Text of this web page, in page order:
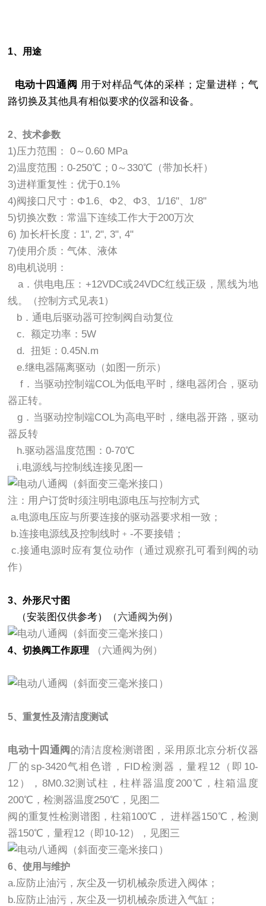
1、用途
电动十四通阀 用于对样品气体的采样；定量进样；气
路切换及其他具有相似要求的仪器和设备。
2、技术参数
1)压力范围： 0～0.60 MPa
2)温度范围：0-250℃；0～330℃（带加长杆）
3)进样重复性：优于0.1%
4)阀接口尺寸：Φ1.6、Φ2、Φ3、1/16"、1/8"
5)切换次数：常温下连续工作大于200万次
6) 加长杆长度：1", 2", 3", 4"
7)使用介质：气体、液体
8)电机说明：
a．供电电压：+12VDC或24VDC红线正级，黑线为地
线。（控制方式见表1）
b．通电后驱动器可控制阀自动复位
c. 额定功率：5W
d. 扭矩：0.45N.m
e.继电器隔离驱动（如图一所示）
f．当驱动控制端COL为低电平时，继电器闭合，驱动
器正转。
g．当驱动控制端COL为高电平时，继电器开路，驱动
器反转
h.驱动器温度范围：0-70℃
i.电源线与控制线连接见图一
注：用户订货时须注明电源电压与控制方式
a.电源电压应与所要连接的驱动器要求相一致；
b.连接电源线及控制线时﹢-不要接错；
c.接通电源时应有复位动作（通过观察孔可看到阀的动
作）
3、外形尺寸图
（安装图仅供参考） （六通阀为例）
4、切换阀工作原理 （六通阀为例）
5、重复性及清洁度测试
电动十四通阀 的清洁度检测谱图，采用原北京分析仪器
厂的sp-3420气相色谱，FID检测器，量程12（即10-
12），8M0.32测试柱，柱样器温度200℃，柱箱温度
200℃，检测器温度250℃，见图二
阀的重复性检测谱图，柱箱100℃， 进样器150℃，检测
器150℃，量程12（即10-12），见图三
6、使用与维护
a.应防止油污，灰尘及一切机械杂质进入阀体；
b.应防止油污，灰尘及一切机械杂质进入气缸；